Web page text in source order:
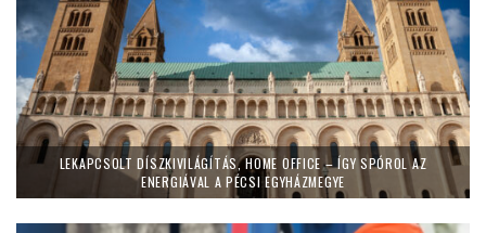
LEKAPCSOLT DÍSZKIVILÁGÍTÁS, HOME OFFICE – ÍGY SPÓROL AZ
ENERGIÁVAL A PÉCSI EGYHÁZMEGYE